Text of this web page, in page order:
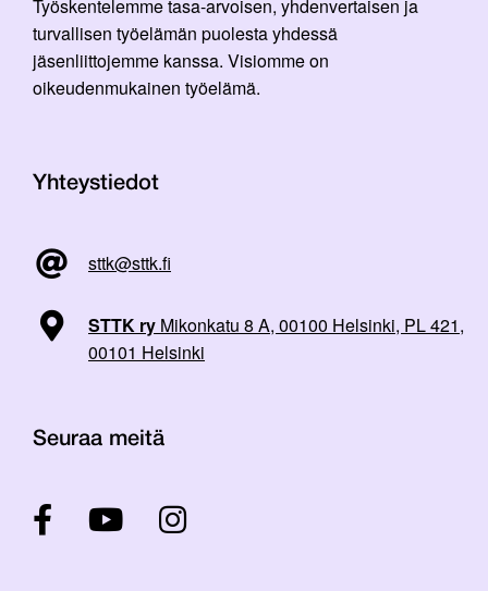
Työskentelemme tasa-arvoisen, yhdenvertaisen ja
turvallisen työelämän puolesta yhdessä
jäsenliittojemme kanssa. Visiomme on
oikeudenmukainen työelämä.
Yhteystiedot
sttk@sttk.fi
STTK ry Mikonkatu 8 A, 00100 Helsinki, PL 421,
00101 Helsinki
Seuraa meitä